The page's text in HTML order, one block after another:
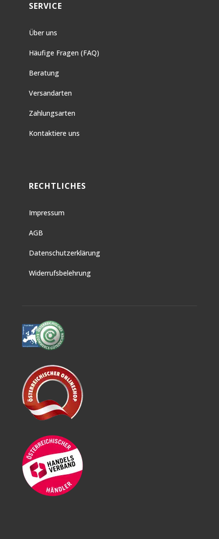
SERVICE
Über uns
Häufige Fragen (FAQ)
Beratung
Versandarten
Zahlungsarten
Kontaktiere uns
RECHTLICHES
Impressum
AGB
Datenschutzerklärung
Widerrufsbelehrung